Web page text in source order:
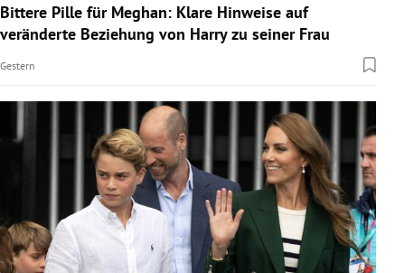
Bittere Pille für Meghan: Klare Hinweise auf
veränderte Beziehung von Harry zu seiner Frau
Gestern